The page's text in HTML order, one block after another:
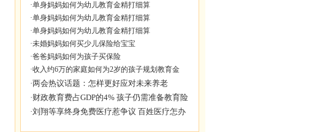
·单身妈妈如何为幼儿教育金精打细算
·单身妈妈如何为幼儿教育金精打细算
·单身妈妈如何为幼儿教育金精打细算
·未婚妈妈如何买少儿保险给宝宝
·爸爸妈妈如何为孩子买保险
·收入约6万的家庭如何为2岁的孩子规划教育金